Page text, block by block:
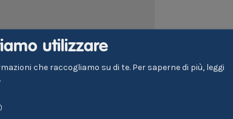
utilizzare
che raccogliamo su di te. Per saperne di più, leggi
.